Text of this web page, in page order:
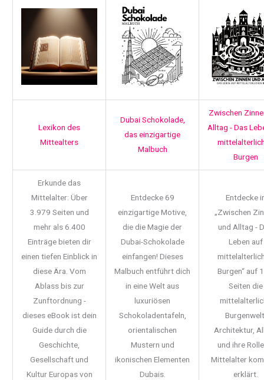
Lexikon des
Mittealters
Dubai Schokolade,
das einzigartige
Malbuch
Zwischen
Alltag - Das
Burgen
Erkunde das
Mittelalter: Über
3.979 Seiten und
mehr als 6.400
Einträge bieten dir
einen tiefen Einblick in
diese Ära. Vom
Ablass bis zur
Zunftordnung -
dieses eBook ist dein
Guide durch die
Geschichte,
Gesellschaft und
Kultur Europas von
Entdecke 69
einzigartige Motive,
die die Magie der
Dubai-Schokolade
einfangen! Dieses
Malbuch entführt dich
in eine Welt aus
luxuriösen
Schokoladentafeln,
orientalischen
Mustern und
ikonischen Elementen
Dubais.
Entdecke
„Zwischen
und Alltag -
Leben auf
Burgen“ auf
Seiten die
Architektur,
und ihre
Mittelalter
erklärt.